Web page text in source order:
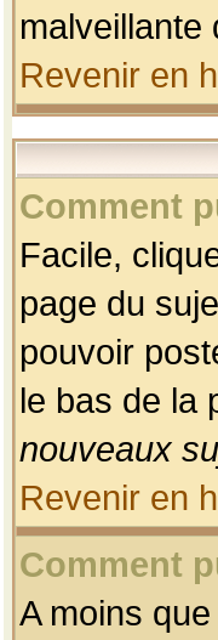
malveillante
Revenir en
Comment
Facile,
page du
pouvoir
le bas de la
nouveaux
Revenir en
Comment
A moins